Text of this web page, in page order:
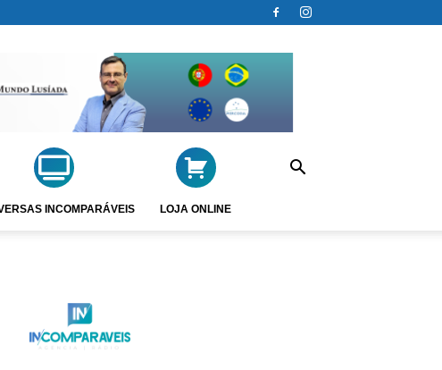
INCOMPARÁVEIS LOJA ONLINE